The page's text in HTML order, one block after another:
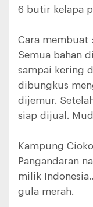
6 butir kelapa
Cara membuat :
Semua bahan
sampai kering
dibungkus
dijemur.
siap dijual.
Kampung
Pangandaran
milik
gula merah.